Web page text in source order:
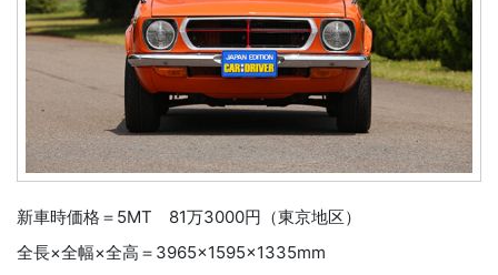
新車時価格＝5MT 81万3000円（東京地区）
全長×全幅×全高＝3965×1595×1335mm